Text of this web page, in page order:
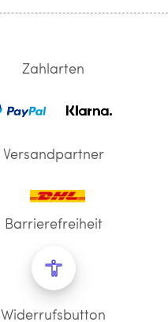
Zahlarten
Versandpartner
Barrierefreiheit
Widerrufsbutton